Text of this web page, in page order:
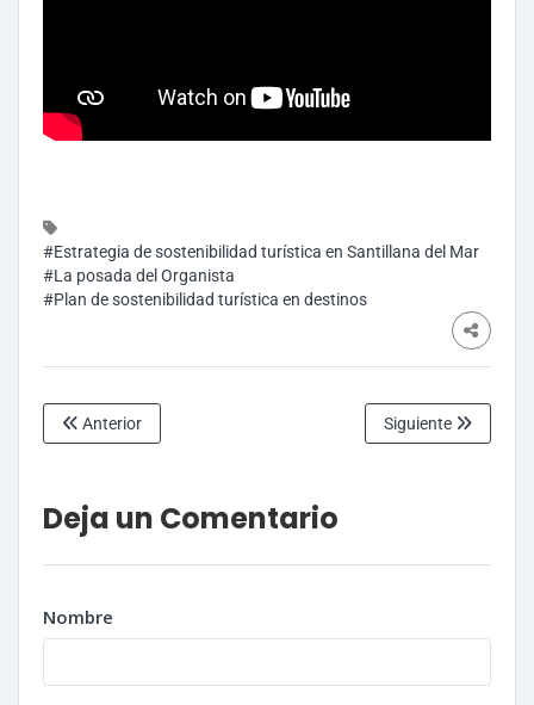
#Estrategia de sostenibilidad turística en Santillana del Mar
#La posada del Organista
#Plan de sostenibilidad turística en destinos
Anterior Siguiente
Deja un Comentario
Nombre